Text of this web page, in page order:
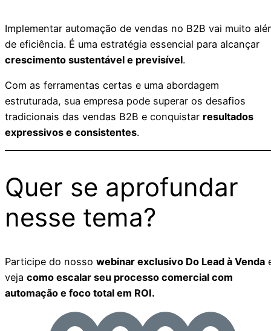
Implementar automação de vendas no B2B vai muito
de eficiência. É uma estratégia essencial para alcançar
crescimento sustentável e previsível.
Com as ferramentas certas e uma abordagem
estruturada, sua empresa pode superar os desafios
tradicionais das vendas B2B e conquistar resultados
expressivos e consistentes.
Quer se aprofundar
nesse tema?
Participe do nosso webinar exclusivo Do Lead à Venda
veja como escalar seu processo comercial com
automação e foco total em ROI.